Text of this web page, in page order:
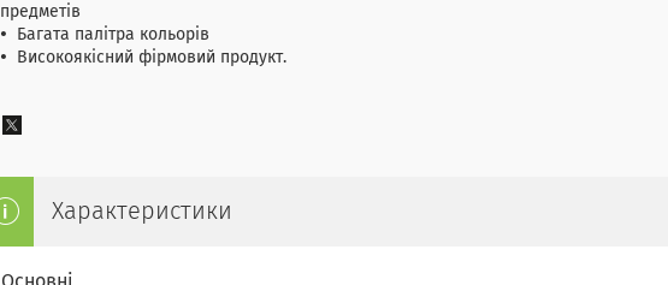
предметів
Багата палітра кольорів
Високоякісний фірмовий продукт.
Характеристики
Основні